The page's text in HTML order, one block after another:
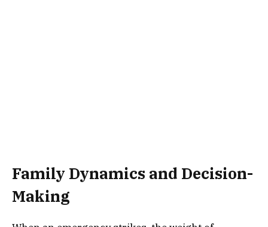
Family Dynamics and Decision-
Making